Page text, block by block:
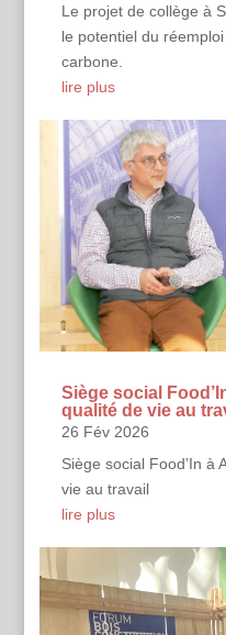
Le projet de collège à
le potentiel du
carbone.
lire plus
Siège social
qualité de vie au
26 Fév 2026
Siège social Food’In à
vie au travail
lire plus